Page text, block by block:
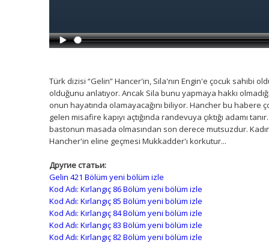
Türk dizisi “Gelin” Hancer'in, Sila'nın Engin'e çocuk sahibi
olduğunu anlatıyor. Ancak Sila bunu yapmaya hakkı
onun hayatında olamayacağını biliyor. Hancher bu habere
gelen misafire kapıyı açtığında randevuya çıktığı adamı
bastonun masada olmasından son derece mutsuzdur.
Hancher'in eline geçmesi Mukkadder'ı korkutur...
Другие статьи:
Gelin 421 Bölüm yeni bölüm izle
Kod Adı: Kırlangıç 86 Bölüm yeni bölüm izle
Kod Adı: Kırlangıç 85 Bölüm yeni bölüm izle
Kod Adı: Kırlangıç 84 Bölüm yeni bölüm izle
Kod Adı: Kırlangıç 83 Bölüm yeni bölüm izle
Kod Adı: Kırlangıç 82 Bölüm yeni bölüm izle